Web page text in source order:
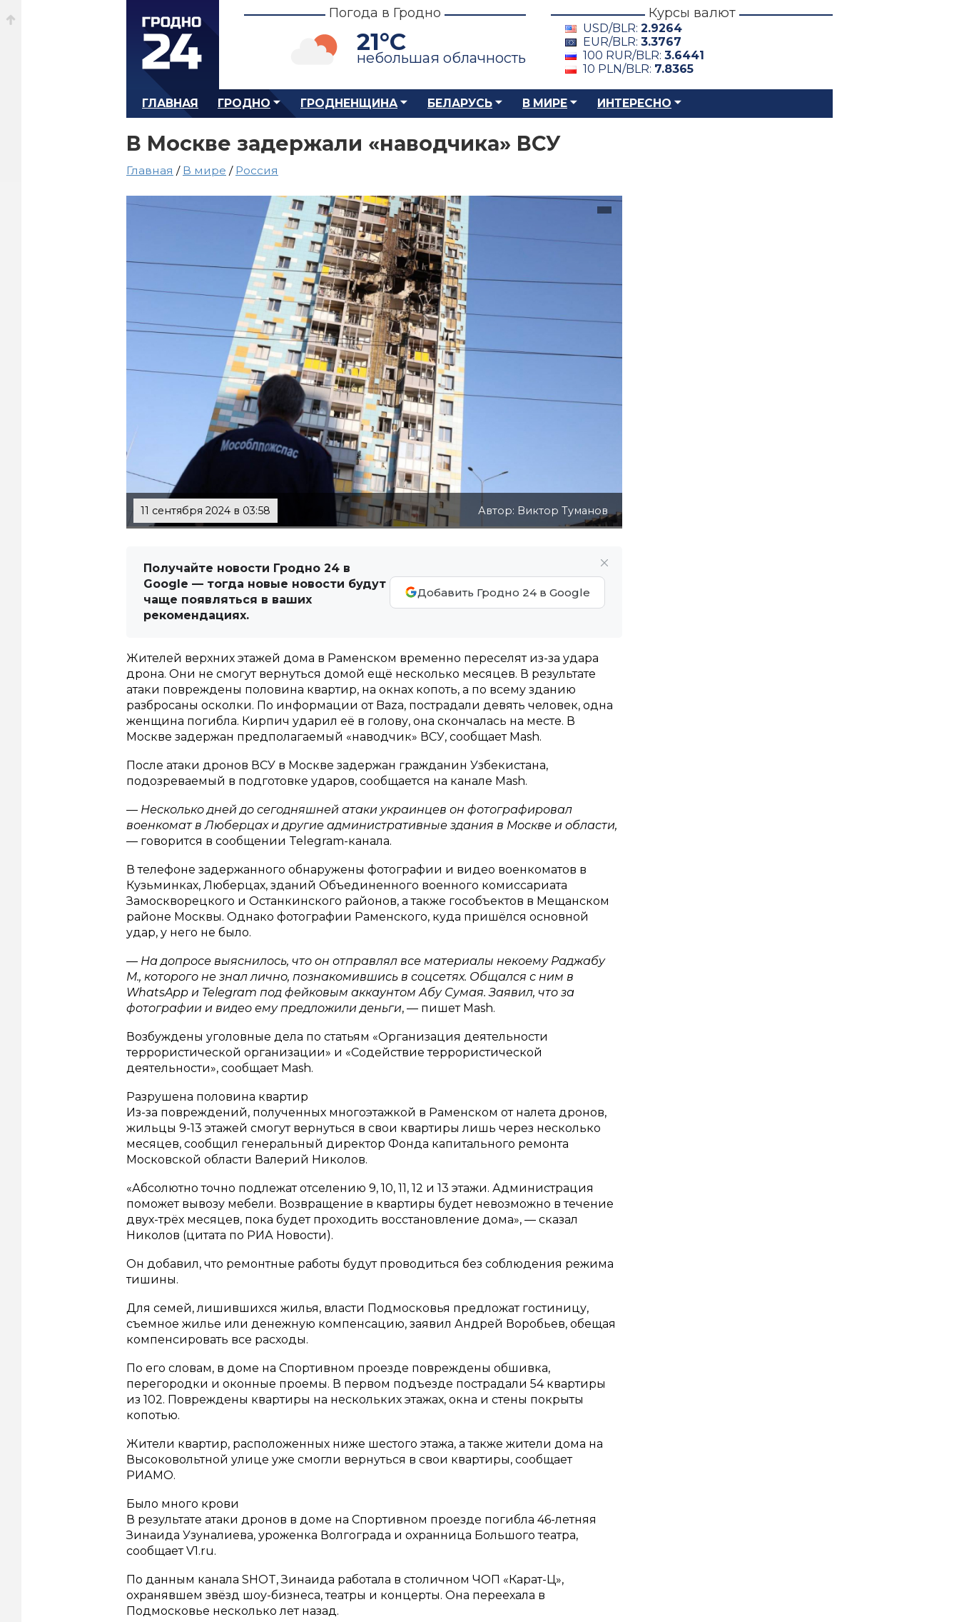
Погода в Гродно
21°C
небольшая облачность
Курсы валют
USD/BLR: 2.9264
EUR/BLR: 3.3767
100 RUR/BLR: 3.6441
10 PLN/BLR: 7.8365
ГЛАВНАЯ ГРОДНО ГРОДНЕНЩИНА БЕЛАРУСЬ В МИРЕ ИНТЕРЕСНО
В Москве задержали «наводчика» ВСУ
Главная / В мире / Россия
11 сентября 2024 в 03:58 Автор: Виктор Туманов
Получайте новости Гродно 24 в
Google — тогда новые новости будут
чаще появляться в ваших
рекомендациях.
Добавить Гродно 24 в Google
Жителей верхних этажей дома в Раменском временно переселят из-за удара
дрона. Они не смогут вернуться домой ещё несколько месяцев. В результате
атаки повреждены половина квартир, на окнах копоть, а по всему зданию
разбросаны осколки. По информации от Baza, пострадали девять человек, одна
женщина погибла. Кирпич ударил её в голову, она скончалась на месте. В
Москве задержан предполагаемый «наводчик» ВСУ, сообщает Mash.
После атаки дронов ВСУ в Москве задержан гражданин Узбекистана,
подозреваемый в подготовке ударов, сообщается на канале Mash.
— Несколько дней до сегодняшней атаки украинцев он фотографировал
военкомат в Люберцах и другие административные здания в Москве и области,
— говорится в сообщении Telegram-канала.
В телефоне задержанного обнаружены фотографии и видео военкоматов в
Кузьминках, Люберцах, зданий Объединенного военного комиссариата
Замоскворецкого и Останкинского районов, а также гособъектов в Мещанском
районе Москвы. Однако фотографии Раменского, куда пришёлся основной
удар, у него не было.
— На допросе выяснилось, что он отправлял все материалы некоему Раджабу
М., которого не знал лично, познакомившись в соцсетях. Общался с ним в
WhatsApp и Telegram под фейковым аккаунтом Абу Сумая. Заявил, что за
фотографии и видео ему предложили деньги, — пишет Mash.
Возбуждены уголовные дела по статьям «Организация деятельности
террористической организации» и «Содействие террористической
деятельности», сообщает Mash.
Разрушена половина квартир
Из-за повреждений, полученных многоэтажкой в Раменском от налета дронов,
жильцы 9-13 этажей смогут вернуться в свои квартиры лишь через несколько
месяцев, сообщил генеральный директор Фонда капитального ремонта
Московской области Валерий Николов.
«Абсолютно точно подлежат отселению 9, 10, 11, 12 и 13 этажи. Администрация
поможет вывозу мебели. Возвращение в квартиры будет невозможно в течение
двух-трёх месяцев, пока будет проходить восстановление дома», — сказал
Николов (цитата по РИА Новости).
Он добавил, что ремонтные работы будут проводиться без соблюдения режима
тишины.
Для семей, лишившихся жилья, власти Подмосковья предложат гостиницу,
съемное жилье или денежную компенсацию, заявил Андрей Воробьев, обещая
компенсировать все расходы.
По его словам, в доме на Спортивном проезде повреждены обшивка,
перегородки и оконные проемы. В первом подъезде пострадали 54 квартиры
из 102. Повреждены квартиры на нескольких этажах, окна и стены покрыты
копотью.
Жители квартир, расположенных ниже шестого этажа, а также жители дома на
Высоковольтной улице уже смогли вернуться в свои квартиры, сообщает
РИАМО.
Было много крови
В результате атаки дронов в доме на Спортивном проезде погибла 46-летняя
Зинаида Узуналиева, уроженка Волгограда и охранница Большого театра,
сообщает V1.ru.
По данным канала SHOT, Зинаида работала в столичном ЧОП «Карат-Ц»,
охранявшем звёзд шоу-бизнеса, театры и концерты. Она переехала в
Подмосковье несколько лет назад.